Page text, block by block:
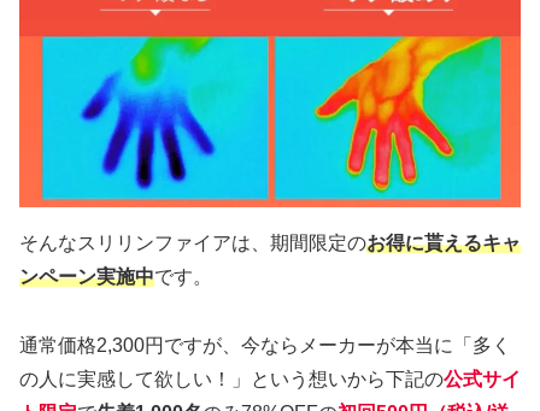
そんなスリリンファイアは、期間限定のお得に貰えるキャ
ンペーン実施中です。
通常価格2,300円ですが、今ならメーカーが本当に「多く
の人に実感して欲しい！」という想いから下記の公式サイ